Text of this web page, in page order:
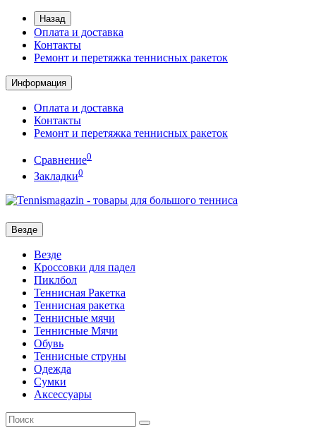
Назад
Оплата и доставка
Контакты
Ремонт и перетяжка теннисных ракеток
Информация
Оплата и доставка
Контакты
Ремонт и перетяжка теннисных ракеток
Сравнение0
Закладки0
Везде
Везде
Кроссовки для падел
Пиклбол
Теннисная Ракетка
Теннисная ракетка
Теннисные мячи
Теннисные Мячи
Обувь
Теннисные струны
Одежда
Сумки
Аксессуары